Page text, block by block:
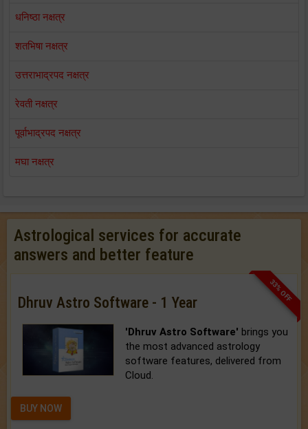
धनिष्ठा नक्षत्र
शतभिषा नक्षत्र
उत्तराभाद्रपद नक्षत्र
रेवती नक्षत्र
पूर्वाभाद्रपद नक्षत्र
मघा नक्षत्र
Astrological services for accurate
answers and better feature
33% OFF
Dhruv Astro Software - 1 Year
'Dhruv Astro Software' brings you
the most advanced astrology
software features, delivered from
Cloud.
BUY NOW